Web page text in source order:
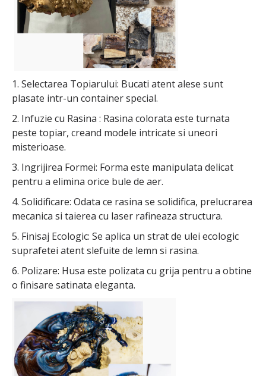
1. Selectarea Topiarului: Bucati atent alese sunt
plasate intr-un container special.
2. Infuzie cu Rasina : Rasina colorata este turnata
peste topiar, creand modele intricate si uneori
misterioase.
3. Ingrijirea Formei: Forma este manipulata delicat
pentru a elimina orice bule de aer.
4. Solidificare: Odata ce rasina se solidifica, prelucrarea
mecanica si taierea cu laser rafineaza structura.
5. Finisaj Ecologic: Se aplica un strat de ulei ecologic
suprafetei atent slefuite de lemn si rasina.
6. Polizare: Husa este polizata cu grija pentru a obtine
o finisare satinata eleganta.